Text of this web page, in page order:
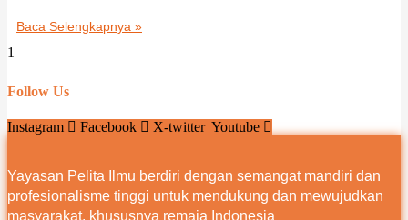
Baca Selengkapnya »
Follow Us
Instagram Facebook X-twitter Youtube
Yayasan Pelita Ilmu berdiri dengan semangat mandiri dan
profesionalisme tinggi untuk mendukung dan mewujudkan
masyarakat, khususnya remaja Indonesia